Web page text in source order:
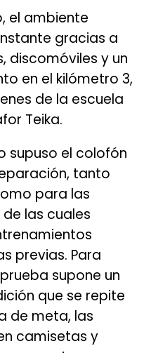
el ambiente
gracias a
discomóviles y un
en el kilómetro 3,
de la escuela
Teika.
supuso el colofón
tanto
para las
las cuales
previas. Para
supone un
que se repite
de meta, las
camisetas y